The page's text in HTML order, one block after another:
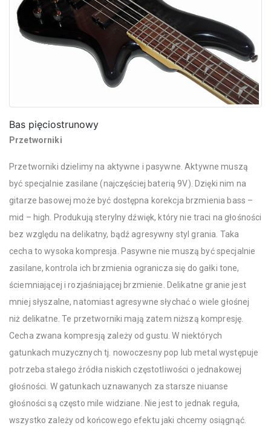
Bas pięciostrunowy
Przetworniki
Przetworniki dzielimy na aktywne i pasywne. Aktywne muszą
być specjalnie zasilane (najczęściej baterią 9V). Dzięki nim na
gitarze basowej może być dostępna korekcja brzmienia bass –
mid – high. Produkują sterylny dźwięk, który nie traci na głośności
bez względu na delikatny, bądź agresywny styl grania. Taka
cecha to wysoka kompresja. Pasywne nie muszą być specjalnie
zasilane, kontrola ich brzmienia ogranicza się do gałki tone,
ściemniającej i rozjaśniającej brzmienie. Delikatne granie jest
mniej słyszalne, natomiast agresywne słychać o wiele głośnej
niż delikatne. Te przetworniki mają zatem niższą kompresję.
Cecha zwana kompresją zależy od gustu. W niektórych
gatunkach muzycznych tj. nowoczesny pop lub metal występuje
potrzeba stałego źródła niskich częstotliwości o jednakowej
głośności. W gatunkach uznawanych za starsze niuanse
głośności są często mile widziane. Nie jest to jednak reguła,
wszystko zależy od końcowego efektu jaki chcemy osiągnąć.